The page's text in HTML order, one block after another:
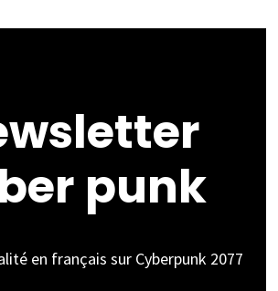
punk
en français sur Cyberpunk 2077